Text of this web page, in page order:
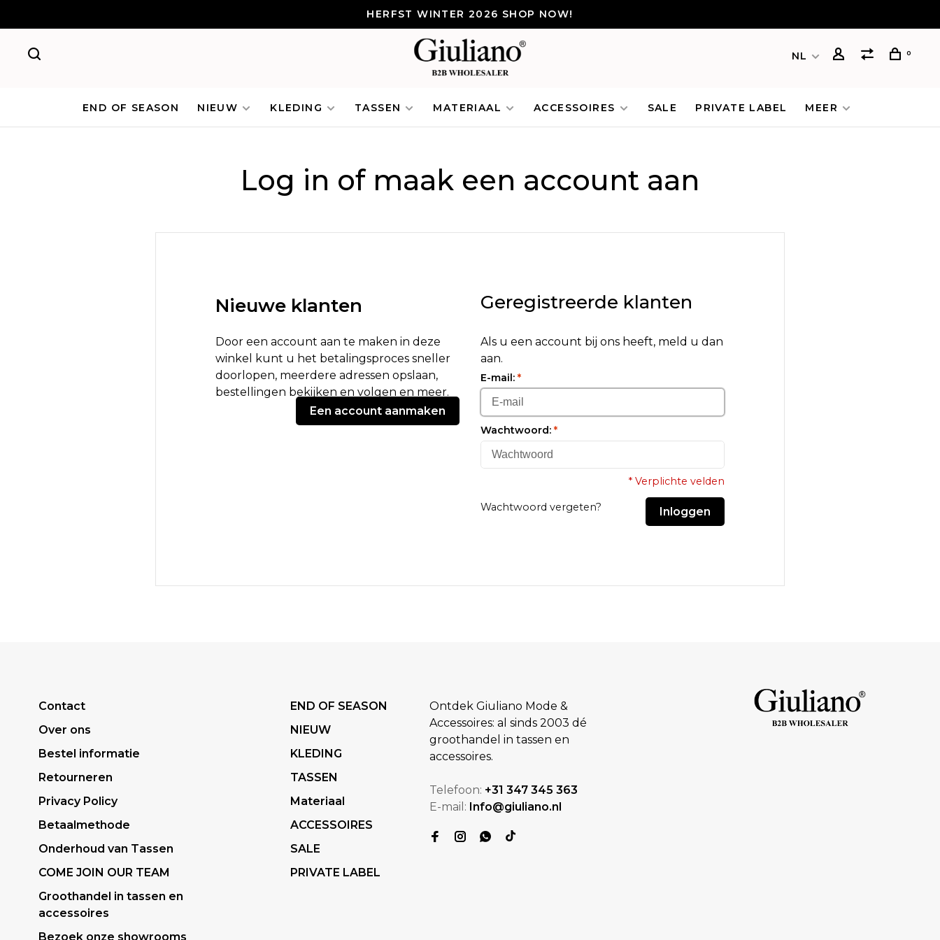
HERFST WINTER 2026 SHOP NOW!
NL 0
END OF SEASON NIEUW KLEDING TASSEN MATERIAAL ACCESSOIRES SALE PRIVATE LABEL MEER
Log in of maak een account aan
Nieuwe klanten
Door een account aan te maken in deze
winkel kunt u het betalingsproces sneller
doorlopen, meerdere adressen opslaan,
bestellingen bekijken en volgen en meer.
Een account aanmaken
Geregistreerde klanten
Als u een account bij ons heeft, meld u dan
aan.
E-mail: *
Wachtwoord: *
* Verplichte velden
Wachtwoord vergeten? Inloggen
Contact
Over ons
Bestel informatie
Retourneren
Privacy Policy
Betaalmethode
Onderhoud van Tassen
COME JOIN OUR TEAM
Groothandel in tassen en
accessoires
Bezoek onze showrooms
END OF SEASON
NIEUW
KLEDING
TASSEN
Materiaal
ACCESSOIRES
SALE
PRIVATE LABEL
Ontdek Giuliano Mode &
Accessoires: al sinds 2003 dé
groothandel in tassen en
accessoires.
Telefoon: +31 347 345 363
E-mail: Info@giuliano.nl